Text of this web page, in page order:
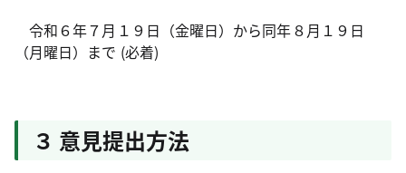
令和６年７月１９日（金曜日）から同年８月１９日
（月曜日）まで (必着)
３ 意見提出方法